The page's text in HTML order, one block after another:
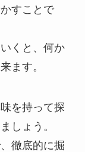
すことで
くと、何か
ます。
を持って探
しょう。
徹底的に掘